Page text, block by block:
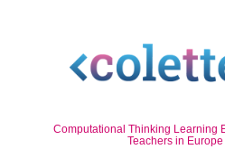
Computational Thinking Learning
Teachers in Europe